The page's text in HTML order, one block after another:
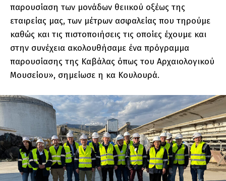
παρουσίαση των μονάδων θειικού οξέως της
εταιρείας μας, των μέτρων ασφαλείας που τηρούμε
καθώς και τις πιστοποιήσεις τις οποίες έχουμε και
στην συνέχεια ακολουθήσαμε ένα πρόγραμμα
παρουσίασης της Καβάλας όπως του Αρχαιολογικού
Μουσείου», σημείωσε η κα Κουλουρά.